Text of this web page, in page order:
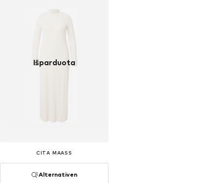
Išparduota
CITA MAASS
Alternativen